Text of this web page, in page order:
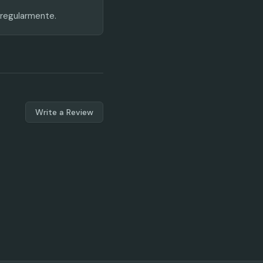
Write a Review